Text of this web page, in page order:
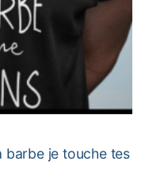
barbe je touche tes